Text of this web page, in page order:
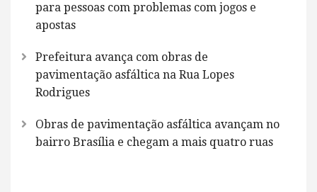
para pessoas com problemas com jogos e
apostas
Prefeitura avança com obras de
pavimentação asfáltica na Rua Lopes
Rodrigues
Obras de pavimentação asfáltica avançam no
bairro Brasília e chegam a mais quatro ruas